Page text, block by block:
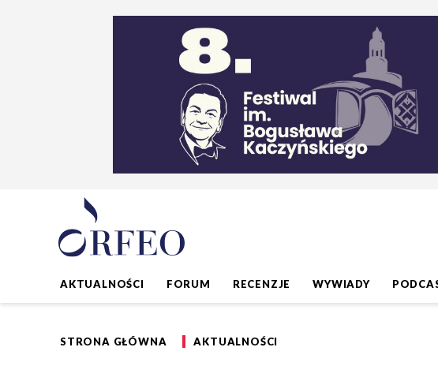
AKTUALNOŚCI FORUM RECENZJE WYWIADY
STRONA GŁÓWNA AKTUALNOŚCI